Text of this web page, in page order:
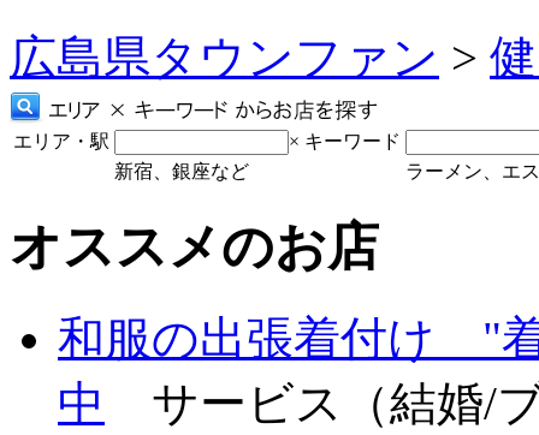
広島県タウンファン >
エリア・駅 × キーワード
新宿、銀座など
ラーメン、エ
オススメのお店
和服の出張着付け "
中
サービス（結婚/